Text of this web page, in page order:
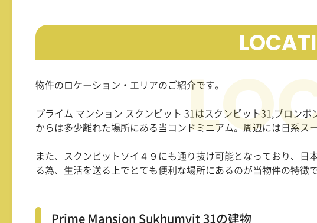
物件のロケーション・エリアのご紹介です。
プライム マンション スクンビット 31はスクンビット31,プロン
からは多少離れた場所にある当コンドミニアム。周辺には日系ス
また、スクンビットソイ４９にも通り抜け可能となっており、
る為、生活を送る上でとても便利な場所にあるのが当物件の特徴で
Prime Mansion Sukhumvit 31の建物